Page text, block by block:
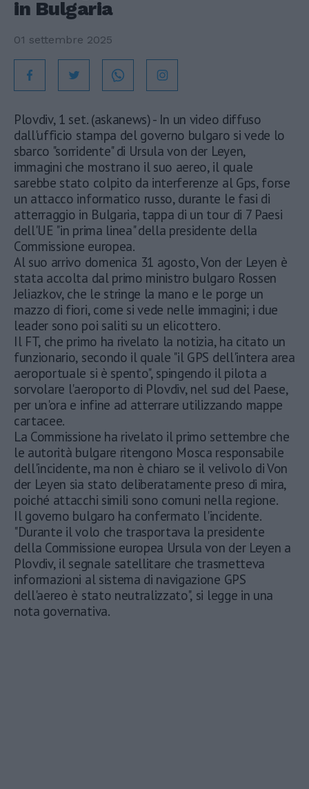
in Bulgaria
01 settembre 2025
Plovdiv, 1 set. (askanews) - In un video diffuso
dall'ufficio stampa del governo bulgaro si vede lo
sbarco "sorridente" di Ursula von der Leyen,
immagini che mostrano il suo aereo, il quale
sarebbe stato colpito da interferenze al Gps, forse
un attacco informatico russo, durante le fasi di
atterraggio in Bulgaria, tappa di un tour di 7 Paesi
dell'UE "in prima linea" della presidente della
Commissione europea.
Al suo arrivo domenica 31 agosto, Von der Leyen è
stata accolta dal primo ministro bulgaro Rossen
Jeliazkov, che le stringe la mano e le porge un
mazzo di fiori, come si vede nelle immagini; i due
leader sono poi saliti su un elicottero.
Il FT, che primo ha rivelato la notizia, ha citato un
funzionario, secondo il quale "il GPS dell'intera area
aeroportuale si è spento", spingendo il pilota a
sorvolare l'aeroporto di Plovdiv, nel sud del Paese,
per un'ora e infine ad atterrare utilizzando mappe
cartacee.
La Commissione ha rivelato il primo settembre che
le autorità bulgare ritengono Mosca responsabile
dell'incidente, ma non è chiaro se il velivolo di Von
der Leyen sia stato deliberatamente preso di mira,
poiché attacchi simili sono comuni nella regione.
Il governo bulgaro ha confermato l'incidente.
"Durante il volo che trasportava la presidente
della Commissione europea Ursula von der Leyen a
Plovdiv, il segnale satellitare che trasmetteva
informazioni al sistema di navigazione GPS
dell'aereo è stato neutralizzato", si legge in una
nota governativa.